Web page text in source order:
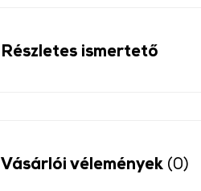
Részletes ismertető
Vásárlói vélemények (0)